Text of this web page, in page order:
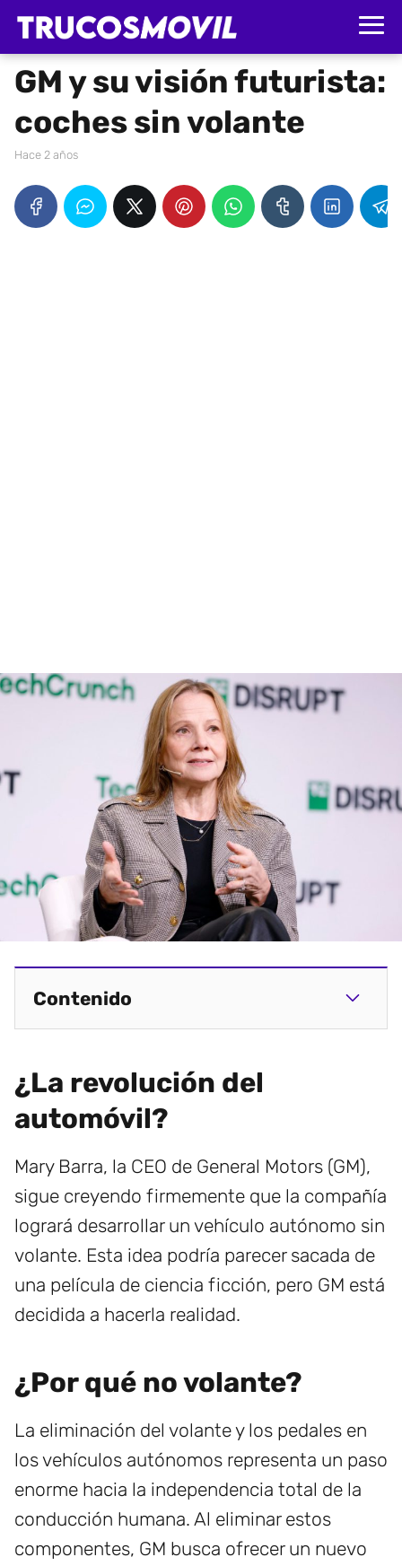
GM y su visión futurista:
coches sin volante
hace 2 años
Contenido
¿La revolución del
automóvil?
Mary Barra, la CEO de General Motors (GM),
sigue creyendo firmemente que la compañía
logrará desarrollar un vehículo autónomo sin
volante. Esta idea podría parecer sacada de
una película de ciencia ficción, pero GM está
decidida a hacerla realidad.
¿Por qué no volante?
La eliminación del volante y los pedales en
los vehículos autónomos representa un paso
enorme hacia la independencia total de la
conducción humana. Al eliminar estos
componentes, GM busca ofrecer un nuevo